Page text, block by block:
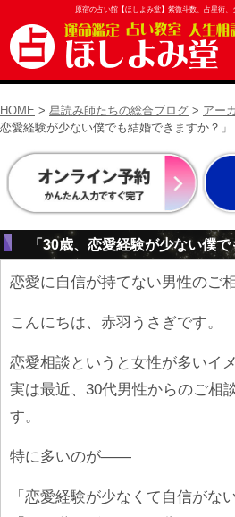
原宿の占い館【ほしよみ堂】紫微斗数、占星術
HOME > 星読み師たちの総合ブログ > アー
恋愛経験が少ない僕でも結婚できますか？」
「30歳、恋愛経験が少ない僕
恋愛に自信が持てない男性のご
こんにちは、赤羽うさぎです。
恋愛相談というと女性が多いイ
実は最近、30代男性からのご相
す。
特に多いのが――
「恋愛経験が少なくて自信がない